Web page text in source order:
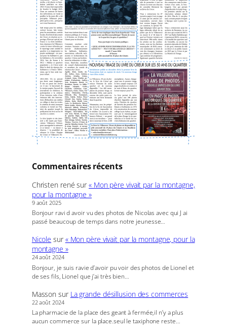
Commentaires récents
Christen rené sur« Mon père vivait par la montagne,
pour la montagne »
9 août 2025
Bonjour ravi d avoir vu des photos de Nicolas avec qui J ai
passé beaucoup de temps dans notre jeunesse…
Nicole sur« Mon père vivait par la montagne, pour la
montagne »
24 août 2024
Bonjour, je suis ravie d’avoir pu voir des photos de Lionel et
de ses fils, Lionel que j’ai très bien…
Masson sur La grande désillusion des commerces
22 août 2024
La pharmacie de la place des geant à fermée,il n’y a plus
aucun commerce sur la place.seul le taxiphone reste…